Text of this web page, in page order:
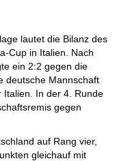
lautet die Bilanz des
Cup in Italien. Nach
ein 2:2 gegen die
deutsche Mannschaft
Italien. In der 4. Runde
gegen
auf Rang vier,
gleichauf mit